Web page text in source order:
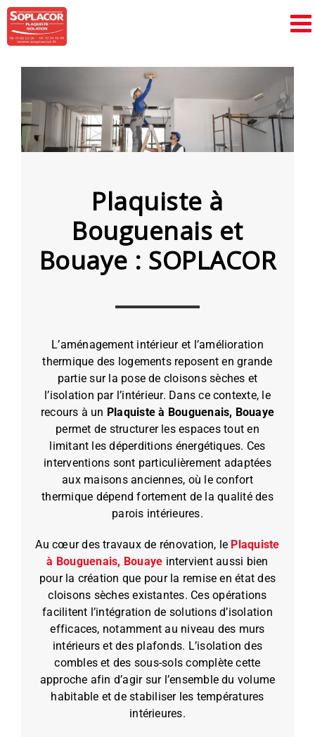
Passer
au
contenu
Plaquiste à
Bouguenais et
Bouaye : SOPLACOR
L’aménagement intérieur et l’amélioration
thermique des logements reposent en grande
partie sur la pose de cloisons sèches et
l’isolation par l’intérieur. Dans ce contexte, le
recours à un Plaquiste à Bouguenais, Bouaye
permet de structurer les espaces tout en
limitant les déperditions énergétiques. Ces
interventions sont particulièrement adaptées
aux maisons anciennes, où le confort
thermique dépend fortement de la qualité des
parois intérieures.
Au cœur des travaux de rénovation, le Plaquiste
à Bouguenais, Bouaye intervient aussi bien
pour la création que pour la remise en état des
cloisons sèches existantes. Ces opérations
facilitent l’intégration de solutions d’isolation
efficaces, notamment au niveau des murs
intérieurs et des plafonds. L’isolation des
combles et des sous-sols complète cette
approche afin d’agir sur l’ensemble du volume
habitable et de stabiliser les températures
intérieures.